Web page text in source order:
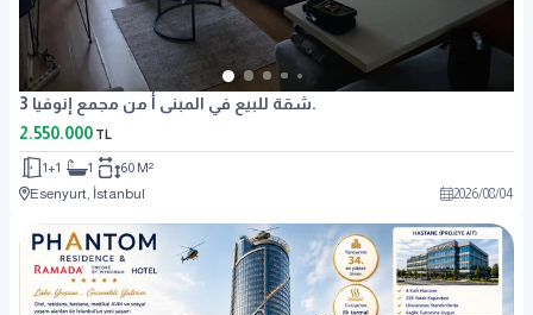
شقة للبيع في المبنى أ من مجمع إنوفيا 3.
2.550.000 TL
1+1 1
60 M²
Esenyurt, İstanbul
2026/08/04